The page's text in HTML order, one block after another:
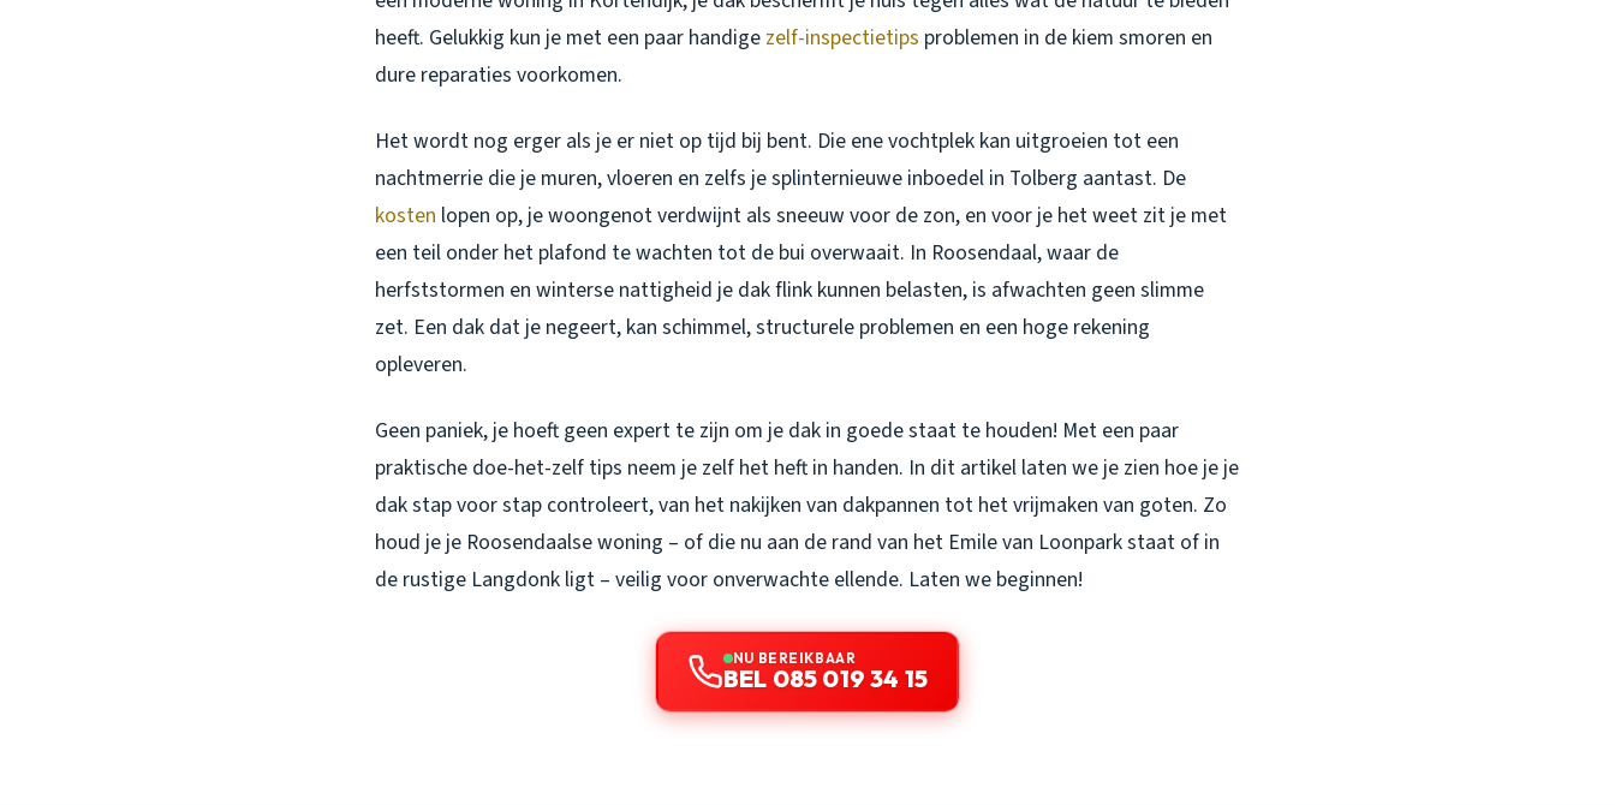
heeft. Gelukkig kun je met een paar handige zelf-inspectietips problemen in de kiem smoren en
dure reparaties voorkomen.
Het wordt nog erger als je er niet op tijd bij bent. Die ene vochtplek kan uitgroeien tot een
nachtmerrie die je muren, vloeren en zelfs je splinternieuwe inboedel in Tolberg aantast. De
kosten lopen op, je woongenot verdwijnt als sneeuw voor de zon, en voor je het weet zit je met
een teil onder het plafond te wachten tot de bui overwaait. In Roosendaal, waar de
herfststormen en winterse nattigheid je dak flink kunnen belasten, is afwachten geen slimme
zet. Een dak dat je negeert, kan schimmel, structurele problemen en een hoge rekening
opleveren.
Geen paniek, je hoeft geen expert te zijn om je dak in goede staat te houden! Met een paar
praktische doe-het-zelf tips neem je zelf het heft in handen. In dit artikel laten we je zien hoe je je
dak stap voor stap controleert, van het nakijken van dakpannen tot het vrijmaken van goten. Zo
houd je je Roosendaalse woning – of die nu aan de rand van het Emile van Loonpark staat of in
de rustige Langdonk ligt – veilig voor onverwachte ellende. Laten we beginnen!
NU BEREIKBAAR
BEL 085 019 34 15